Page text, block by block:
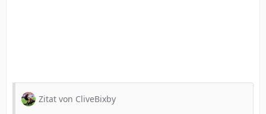
Zitat von CliveBixby